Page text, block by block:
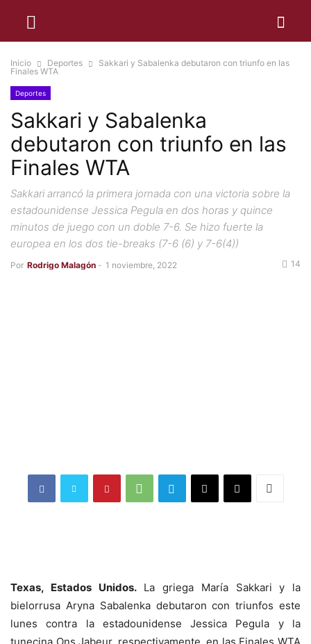
Inicio Deportes
Sakkari y Sabalenka debutaron con triunfo en las
Finales WTA
Deportes
Sakkari y Sabalenka
debutaron con triunfo en las
Finales WTA
Sakkari arrancó la primera jornada con una victoria sobre la
estadounidense Jessica Pegula en dos horas y quince
minutos de juego con un doble 7-6. Se hizo fuerte la
europea en los dos tie-breaks (7-6 (6) y 7-6(4))
Por Rodrigo Malagón - 1 noviembre, 2022 14
Texas, Estados Unidos.La griega María Sakkari y la
bielorrusa Aryna Sabalenka debutaron con triunfos este
lunes contra la estadounidense Jessica Pegula y la